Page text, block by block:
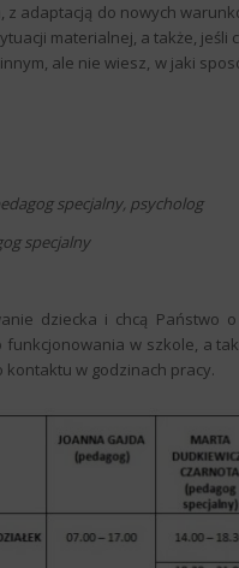
adaptacją do nowych
materialnej, a także, jeśli
innym, ale nie wiesz, w jaki
specjalny, psycholog
specjalny
dziecka i chcą Państwo
w szkole, a
kontaktu w godzinach pracy.